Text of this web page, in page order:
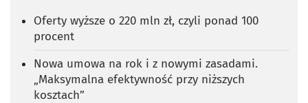
Oferty wyższe o 220 mln zł, czyli ponad 100
procent
Nowa umowa na rok i z nowymi zasadami.
„Maksymalna efektywność przy niższych
kosztach”